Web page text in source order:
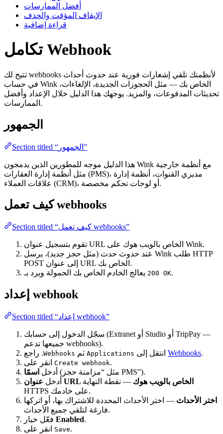
أفضل الممارسات
الإيقاف المؤقت والحذف
قراءة إضافية
تكامل Webhook
تتيح لك webhooks لأنظمتك تلقي إشعارات فورية عند حدوث أحداث
في حساب Wink الخاص بك — مثل الحجوزات الجديدة، الإلغاءات،
تحديثات المدفوعات، والمزيد. يوجهك هذا الدليل خلال الإعداد وأفضل
الممارسات.
الجمهور
Section titled “الجمهور”
هذا الدليل موجه للمطورين الذين يدمجون Wink مع أنظمة خارجية
مثل أنظمة إدارة العقارات (PMS)، مديري القنوات، أنظمة إدارة
علاقات العملاء (CRM)، أو لوحات تحكم مخصصة.
كيف تعمل webhooks
Section titled “كيف تعمل webhooks”
تقوم بتسجيل عنوان URL الخاص بالويب هوك على Wink.
عند حدوث حدث (مثل حجز جديد)، يرسل Wink طلب HTTP
POST إلى عنوان URL الخاص بك.
200 OK.
إعداد webhook
Section titled “إعداد webhook”
سجّل الدخول إلى حسابك (Extranet أو Studio أو TripPay —
جميعها تدعم webhooks).
انتقل إلى Applications ثم Webhooks Webhooks.
Create webhook.
أدخل اسمًا
(مثل “مزامنة حجز PMS”).
أدخل
عنوان URL الخاص بالويب هوك — نقطة النهاية
HTTPS على خادمك.
اختر الأحداث — اختر الأحداث المحددة للاشتراك بها، أو اتركها
فارغة لتلقي جميع الأحداث.
Enabled.
Save.